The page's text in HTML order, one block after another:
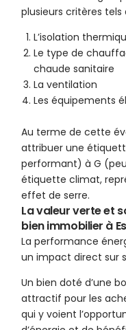
plusieurs critères tels
L’isolation
Le type de
chaude sanitaire
La ventilation
Les équipements
Au terme de cette
attribuer une
performant) à G
étiquette climat,
effet de serre.
La valeur verte et
bien immobilier à
La performance
un impact direct sur
Un bien doté d’une
attractif pour les
qui y voient